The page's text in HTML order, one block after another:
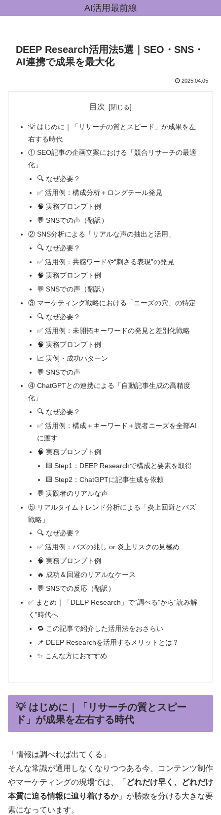
AI活用最前線
DEEP Research活用法5選｜SEO・SNS・
AI連携で成果を最大化
2025.04.05
目次
💡 はじめに｜「リサーチの質とスピード」が成果を左
右する時代
① SEO記事の企画立案における「競合リサーチの最適
化」
🔍 なぜ必要？
✅ 活用例：構成分析＋ロングテール発見
🧠 実務プロンプト例
💬 SNSでの声（翻訳）
② SNS分析による「リアルな声の抽出と活用」
🔍 なぜ必要？
✅ 活用例：共感ワードや“刺さる表現”の発見
🧠 実務プロンプト例
💬 SNSでの声（翻訳）
③ マーケティング戦略における「ニーズの穴」の特定
🔍 なぜ必要？
✅ 活用例：未開拓キーワードの発見と差別化戦略
🧠 実務プロンプト例
📈 実例・成功パターン
💬 SNSでの声
④ ChatGPTとの連携による「自動記事生成の高精度
化」
🔍 なぜ必要？
✅ 活用例：構成＋キーワード＋読者ニーズを全部AI
に渡す
🧠 実務プロンプト例
🟨 Step1：DEEP Researchで構成と要素を取得
🟨 Step2：ChatGPTに記事生成を依頼
💬 実践者のリアルな声
⑤ リアルタイムトレンド分析による「炎上回避とバズ
戦略」
🔍 なぜ必要？
✅ 活用例：バズの兆し or 炎上リスクの見極め
🧠 実務プロンプト例
🔥 成功＆回避のリアルなケース
💬 SNSでの反応（翻訳）
✅ まとめ｜「DEEP Research」で“調べる”から“読み解
く”時代へ
🔁 この記事で紹介した活用法をおさらい
📌 DEEP Researchを活用するメリットとは？
✨ こんな方におすすめ
💡 はじめに｜「リサーチの質とスピー
ド」が成果を左右する時代
「情報は調べれば出てくる」
そんな常識が通用しなくなりつつある今、コンテンツ制作
やマーケティングの現場では、「 どれだけ早く、どれだけ
本質に迫る情報に辿り着けるか」が勝敗を分ける大きな要
素になっています。